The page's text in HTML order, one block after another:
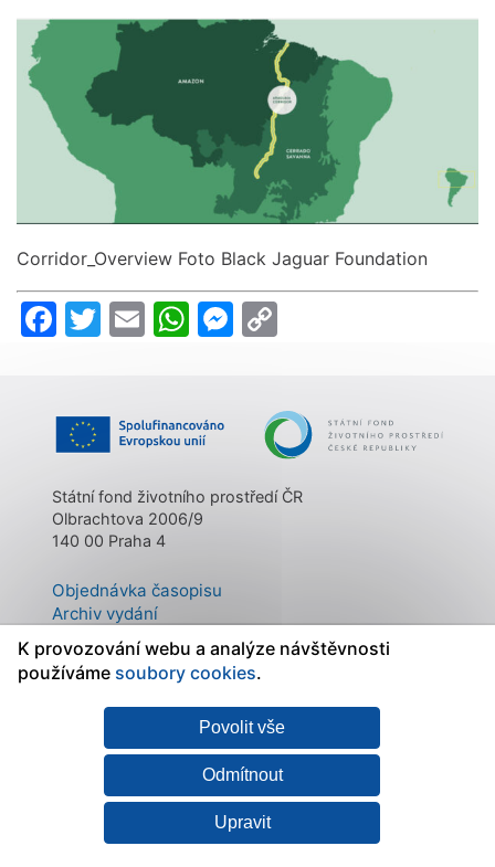
Corridor_Overview Foto Black Jaguar Foundation
Facebook
Twitter
EmailWhatsApp
Messenger
Státní fond životního prostředí ČR
Olbrachtova 2006/9
140 00 Praha 4
Objednávka časopisu
Archiv vydání
Kontakty
O časopisu
Prohlášení o
Zásady
zpracování osobních
cookies
životního prostředí ČR
K provozování webu a analýze návštěvnosti
používáme soubory cookies.
Povolit vše
Odmítnout
Upravit